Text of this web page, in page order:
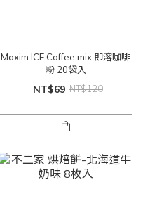
Maxim ICE Coffee mix 即溶咖啡
粉 20袋入
NT$69 NT$120